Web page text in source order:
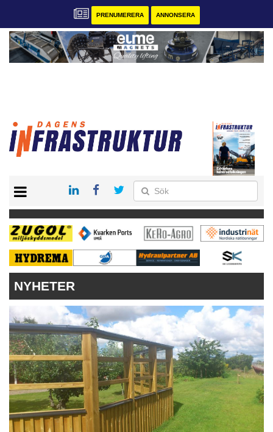
PRENUMERERA ANNONSERA
KONTAKT
VÅRA ANDRA MAGASIN
PRENUMERERA
ANNONSERA
NYHETER